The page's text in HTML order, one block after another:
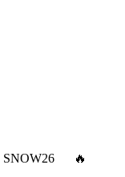
SNOW26 🔥